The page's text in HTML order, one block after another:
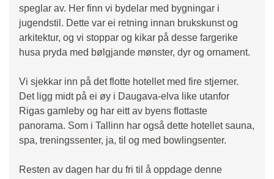
speglar av. Her finn vi bydelar med bygningar i
jugendstil. Dette var ei retning innan brukskunst og
arkitektur, og vi stoppar og kikar på desse fargerike
husa pryda med bølgjande mønster, dyr og ornament.
Vi sjekkar inn på det flotte hotellet med fire stjerner.
Det ligg midt på ei øy i Daugava-elva like utanfor
Rigas gamleby og har eitt av byens flottaste
panorama. Som i Tallinn har også dette hotellet sauna,
spa, treningssenter, ja, til og med bowlingsenter.
Resten av dagen har du fri til å oppdage denne